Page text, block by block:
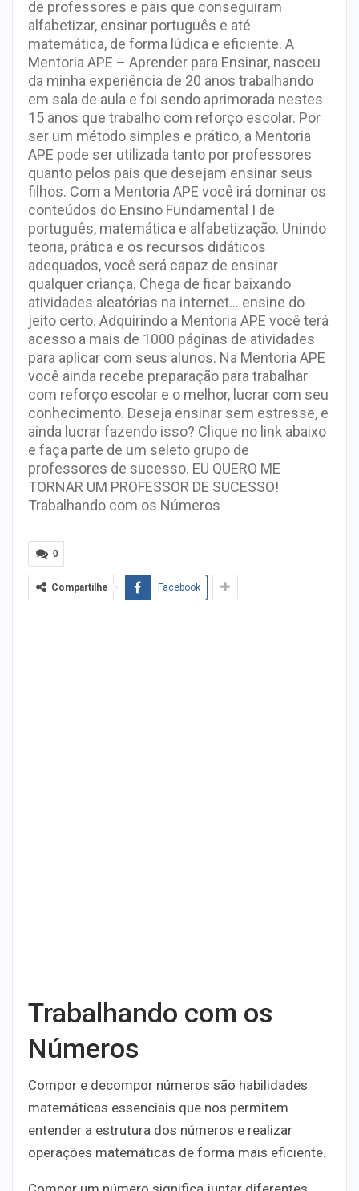
de professores e pais que conseguiram
alfabetizar, ensinar português e até
matemática, de forma lúdica e eficiente. A
Mentoria APE – Aprender para Ensinar, nasceu
da minha experiência de 20 anos trabalhando
em sala de aula e foi sendo aprimorada nestes
15 anos que trabalho com reforço escolar. Por
ser um método simples e prático, a Mentoria
APE pode ser utilizada tanto por professores
quanto pelos pais que desejam ensinar seus
filhos. Com a Mentoria APE você irá dominar os
conteúdos do Ensino Fundamental I de
português, matemática e alfabetização. Unindo
teoria, prática e os recursos didáticos
adequados, você será capaz de ensinar
qualquer criança. Chega de ficar baixando
atividades aleatórias na internet… ensine do
jeito certo. Adquirindo a Mentoria APE você terá
acesso a mais de 1000 páginas de atividades
para aplicar com seus alunos. Na Mentoria APE
você ainda recebe preparação para trabalhar
com reforço escolar e o melhor, lucrar com seu
conhecimento. Deseja ensinar sem estresse, e
ainda lucrar fazendo isso? Clique no link abaixo
e faça parte de um seleto grupo de
professores de sucesso. EU QUERO ME
TORNAR UM PROFESSOR DE SUCESSO!
Trabalhando com os Números
0
Compartilhe Facebook
Trabalhando com os
Números
Compor e decompor números são habilidades
matemáticas essenciais que nos permitem
entender a estrutura dos números e realizar
operações matemáticas de forma mais eficiente.